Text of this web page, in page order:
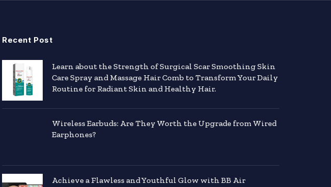
Recent Post
Learn about the Strength of Surgical Scar Smoothing Skin
Care Spray and Massage Hair Comb to Transform Your Daily
Routine for Radiant Skin and Healthy Hair.
Wireless Earbuds: Are They Worth the Upgrade from Wired
Earphones?
Achieve a Flawless and Youthful Glow with BB Air